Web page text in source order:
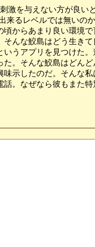
激を与えない方が良い
るレベルでは無いのか
からあまり良い環境で
んな鮫島はどう生きて
うアプリを見つけた。
。そんな鮫島はどんど
示したのだ。そんな
。なぜなら彼もまた特